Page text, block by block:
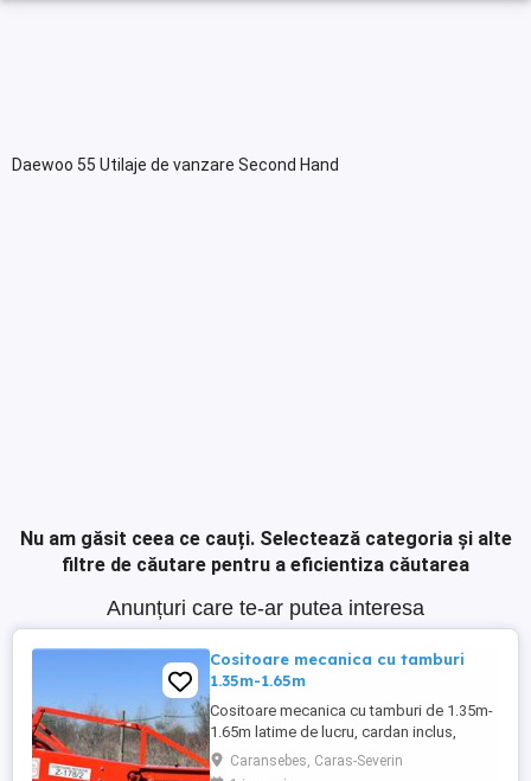
Daewoo 55 Utilaje de vanzare Second Hand
Nu am găsit ceea ce cauți. Selectează categoria și alte
filtre de căutare pentru a eficientiza căutarea
Anunțuri care te-ar putea interesa
Cositoare mecanica cu tamburi
1.35m-1.65m
Cositoare mecanica cu tamburi de 1.35m-
1.65m latime de lucru, cardan inclus,
prelata, cheie de cutite Transport in toate
judetele
Caransebes, Caras-Severin